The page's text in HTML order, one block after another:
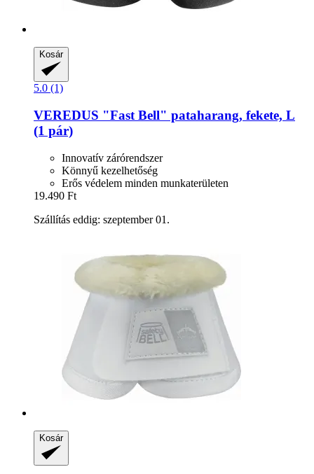
Kosár
5.0 (1)
VEREDUS "Fast Bell" pataharang, fekete, L
(1 pár)
Innovatív zárórendszer
Könnyű kezelhetőség
Erős védelem minden munkaterületen
19.490 Ft
Szállítás eddig: szeptember 01.
Kosár